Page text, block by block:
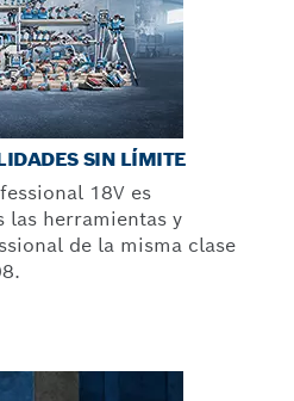
SIN LÍMITE
18V es
las herramientas y
de la misma clase